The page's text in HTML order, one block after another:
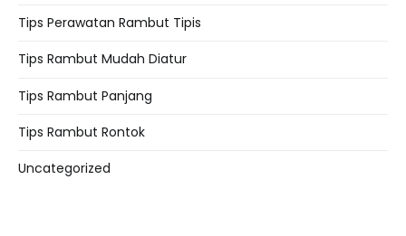
Tips Perawatan Rambut Tipis
Tips Rambut Mudah Diatur
Tips Rambut Panjang
Tips Rambut Rontok
Uncategorized